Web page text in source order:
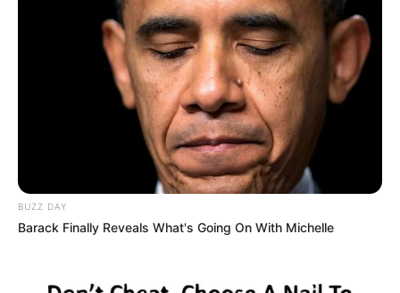
BUZZ DAY
Barack Finally Reveals What's Going On With Michelle